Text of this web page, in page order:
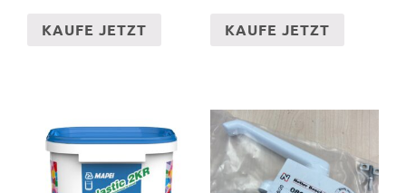
KAUFE JETZT KAUFE JETZT